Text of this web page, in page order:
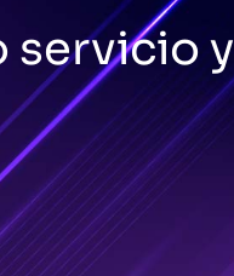
servicio y